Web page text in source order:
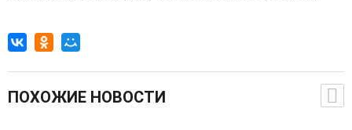
ПОХОЖИЕ НОВОСТИ